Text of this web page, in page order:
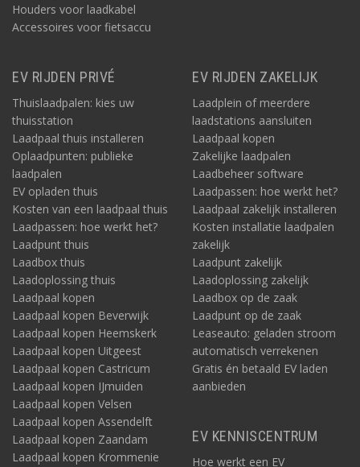
Houders voor laadkabel
Accessoires voor fietsaccu
EV RIJDEN PRIVÉ
Thuislaadpalen: kies uw
thuisstation
Laadpaal thuis installeren
Oplaadpunten: publieke
laadpalen
EV opladen thuis
Kosten van een laadpaal thuis
Laadpassen: hoe werkt het?
Laadpunt thuis
Laadbox thuis
Laadoplossing thuis
Laadpaal kopen
Laadpaal kopen Beverwijk
Laadpaal kopen Heemskerk
Laadpaal kopen Uitgeest
Laadpaal kopen Castricum
Laadpaal kopen IJmuiden
Laadpaal kopen Velsen
Laadpaal kopen Assendelft
Laadpaal kopen Zaandam
Laadpaal kopen Krommenie
EV RIJDEN ZAKELIJK
Laadplein of meerdere
laadstations aansluiten
Laadpaal kopen
Zakelijke laadpalen
Laadbeheer software
Laadpassen: hoe werkt het?
Laadpaal zakelijk installeren
Kosten installatie laadpalen
zakelijk
Laadpunt zakelijk
Laadoplossing zakelijk
Laadbox op de zaak
Laadpunt op de zaak
Leaseauto: geladen stroom
automatisch verrekenen
Gratis én betaald EV laden
aanbieden
EV KENNISCENTRUM
Hoe werkt een EV